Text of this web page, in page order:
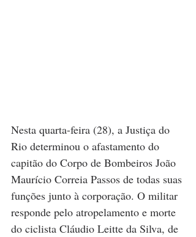
Nesta quarta-feira (28), a Justiça do
Rio determinou o afastamento do
capitão do Corpo de Bombeiros João
Maurício Correia Passos de todas suas
funções junto à corporação. O militar
responde pelo atropelamento e morte
do ciclista Cláudio Leitte da Silva, de